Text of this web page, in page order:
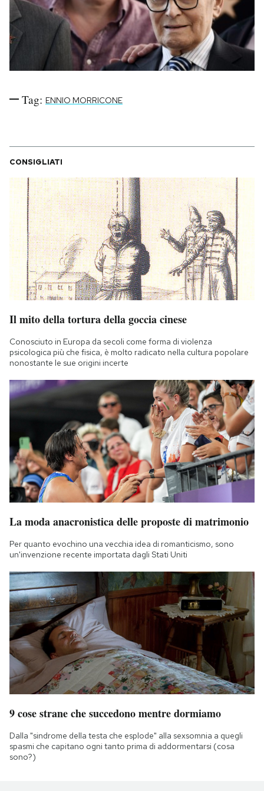
Tag: ENNIO MORRICONE
CONSIGLIATI
Il mito della tortura della goccia cinese
Conosciuto in Europa da secoli come forma di violenza
psicologica più che fisica, è molto radicato nella cultura popolare
nonostante le sue origini incerte
La moda anacronistica delle proposte di matrimonio
Per quanto evochino una vecchia idea di romanticismo, sono
un'invenzione recente importata dagli Stati Uniti
9 cose strane che succedono mentre dormiamo
Dalla "sindrome della testa che esplode" alla sexsomnia a quegli
spasmi che capitano ogni tanto prima di addormentarsi (cosa
sono?)